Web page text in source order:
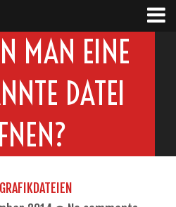
MAN EINE
DATEI